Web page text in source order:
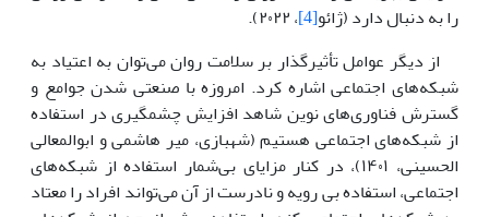
را به دنبال دارد (ژائو[4] ، ۲۰۲۲).
از دیگر عوامل تأثیرگذار بر سلامت روان می‌توان به اعتیاد به
شبکه‌های اجتماعی اشاره کرد. امروزه با صنعتی شدن جوامع و
گسترش فناوری‌های نوین شاهد افزایش چشمگیری در استفاده
از شبکه‌های اجتماعی هستیم (شهبازی، میر هاشمی و ابوالمعالی
الحسینی، ۱۴۰۱)، در کنار مزایای بی‌شمار استفاده از شبکه‌های
اجتماعی، استفاده بی رویه و نادرست از آن می‌تواند افراد را معتاد